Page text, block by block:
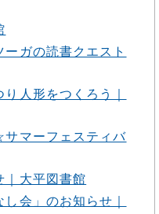
ガの読書クエスト
人形をつくろう｜
マーフェスティバ
｜大平図書館
会」のお知らせ｜